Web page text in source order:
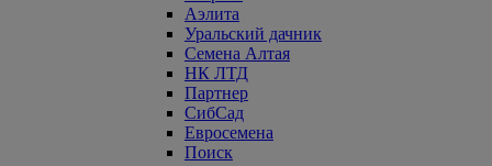
Аэлита
Уральский дачник
Семена Алтая
НК ЛТД
Партнер
СибСад
Евросемена
Поиск